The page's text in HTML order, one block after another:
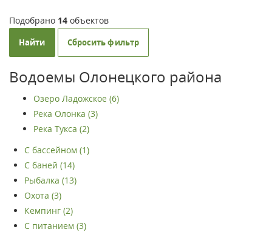
Подобрано 14 объектов
Найти Сбросить фильтр
Водоемы Олонецкого района
Озеро Ладожское (6)
Река Олонка (3)
Река Тукса (2)
С бассейном (1)
С баней (14)
Рыбалка (13)
Охота (3)
Кемпинг (2)
С питанием (3)